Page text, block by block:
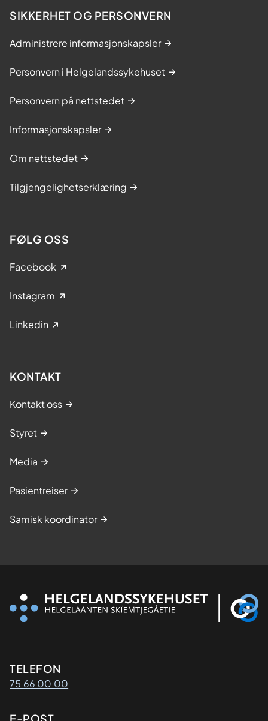
SIKKERHET OG PERSONVERN
Administrere informasjonskapsler
Personvern i Helgelandssykehuset
Personvern på nettstedet
Informasjonskapsler
Om nettstedet
Tilgjengelighetserklæring
FØLG OSS
Facebook
Instagram
Linkedin
KONTAKT
Kontakt oss
Styret
Media
Pasientreiser
Samisk koordinator
Kontaktinformasjon
TELEFON
75 66 00 00